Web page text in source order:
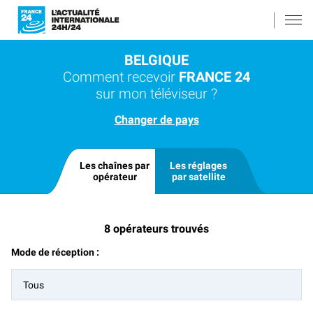
BELGIQUE
Comment recevoir FRANCE 24
sur mon téléviseur ?
Changer de pays
Les chaînes par
opérateur
Les réglages
par satellite
8 opérateurs trouvés
Mode de réception :
Tous